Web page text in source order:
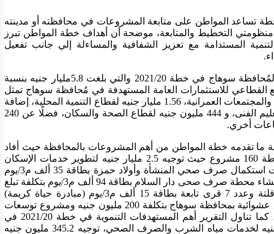
وتابعت السعيد أن تلك المعلومات التي تتضمنها الخطة تساعد المواطن على متابعة المشروعات في محافظته أو مدينته
أو قريته، الأمر الذي يساهم في دمج المواطن في منظومتي التخطيط والمتابعة، موضحة أن أهداف خطة المواطن تبرز
من خلال 4 أهداف رئيسة وهي توطين أهداف التنمية المستدامة مع تعزيز الشفافية والمساءلة إلي جانب تفعيل
وأشارت السعيد إلي الاستثمارات العامة المُوجهة لمُحافظة سوهاج في خطة 2021/20 والتي بلغت 5.8مليار جنيه بنسبة
زيادة 48.7 % عن خطة 2020/19 موضحة أن التوزيع القطاعي للاستثمارات العامة المستهدفة في مُحافظة سوهاج تمثل
في توجيه 2.5 مليار جنيه لقطاع الاسكان والمرافق والمجتمعات العمرانية، 1.56 مليار جنيه لقطاع التنمية المحلية، إضافة
إلي 494.6 مليون جنيه لقطاع التربية والتعليم والتعليم الفنى، و 444 مليون جنيه لقطاع الصحة والسكان، فضلًا عن 240
.
واستعرض تقرير وزارة التخطيط والتنمية الاقتصادية ما تقدمه خطة المواطن من أهم المشروعات بالمحافظة حيث أفاد
التقرير انه في مجال خدمات الإسكان تتضمن الخطة 160 مشروع حيث توجيه 2.5 مليار جنيه لتطوير خدمات الإسكان
والمرافق والمجتمعات العمرانية تتضمن مشروعات استكمال صرف صحي المنشأة وأولاد حمزة بطاقة 35 ألف م3/يوم
(مبادرة حياة كريمة) بتكلفة تبلغ 143 مليون جنيه، إنشاء محطة صرف صحى دار السلام بطاقة 94 ألف م3/يوم بتكلفة تبلغ
150 مليون جنيه، وإنشاء محطة صرف صحى ساقلتة وعدد 7 قرى تابعة بطاقة 15 ألف م3/يوم (مبادرة حياة كريمة)
بتكلفة 176 مليون جنيه مع استكمال تطوير مناطق عشوائية بمحافظة سوهاج بتكلفة 200 مليون جنيه ومشروع توسعات
محطة مياه سوهاج غرب بتكلفة 200 مليون جنيه، كما تناول التقرير أهم المستهدفات التنموية في خطة 2021/20 في
مجال الاسكان وتتمثل في توجيه نحو 1.76 مليار جنيه لخدمات مياه الشرب والصرف الصحي، توجيه 345.2 مليون جنيه